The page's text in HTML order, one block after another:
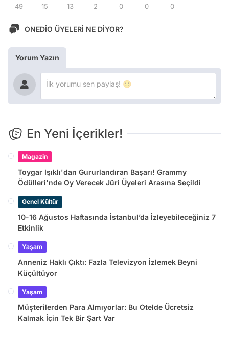
49 15 13 2 0 0 0
ONEDİO ÜYELERİ NE DİYOR?
Yorum Yazın
En Yeni İçerikler!
Magazin
Toygar Işıklı'dan Gururlandıran Başarı! Grammy
Ödülleri'nde Oy Verecek Jüri Üyeleri Arasına Seçildi
Genel Kültür
10-16 Ağustos Haftasında İstanbul’da İzleyebileceğiniz 7
Etkinlik
Yaşam
Anneniz Haklı Çıktı: Fazla Televizyon İzlemek Beyni
Küçültüyor
Yaşam
Müşterilerden Para Almıyorlar: Bu Otelde Ücretsiz
Kalmak İçin Tek Bir Şart Var